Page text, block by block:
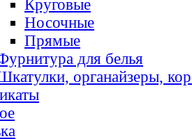
Круговые
Носочные
Прямые
для белья
органайзеры,